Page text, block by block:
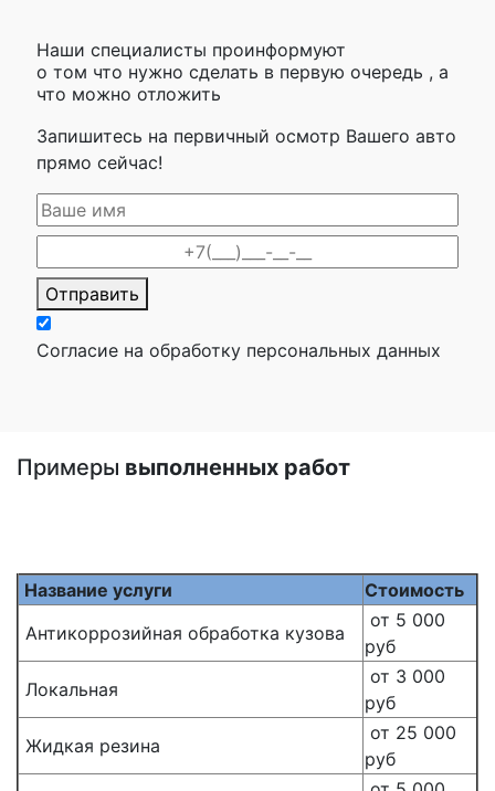
Наши специалисты проинформуют
о том что нужно сделать в первую очередь , а
что можно отложить
Запишитесь на первичный осмотр Вашего авто
прямо сейчас!
Отправить
Согласие на обработку персональных данных
Примеры выполненных работ
Название услуги
Стоимость
Антикоррозийная обработка кузова
от 5 000
руб
Локальная
от 3 000
руб
Жидкая резина
от 25 000
руб